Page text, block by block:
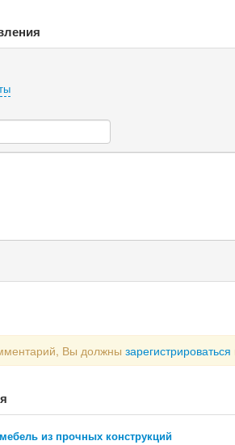
Вы должны зарегистрироваться
из прочных конструкций